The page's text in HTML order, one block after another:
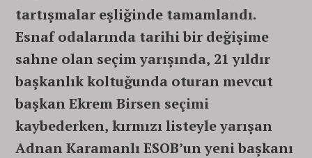
tartışmalar eşliğinde tamamlandı.
Esnaf odalarında tarihi bir değişime
sahne olan seçim yarışında, 21 yıldır
başkanlık koltuğunda oturan mevcut
başkan Ekrem Birsen seçimi
kaybederken, kırmızı listeyle yarışan
Adnan Karamanlı ESOB’un yeni başkanı